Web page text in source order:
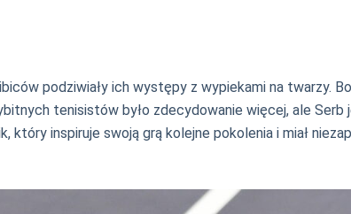
podziwiały ich występy z wypiekami na twarzy.
tenisistów było zdecydowanie więcej, ale
inspiruje swoją grą kolejne pokolenia i miał